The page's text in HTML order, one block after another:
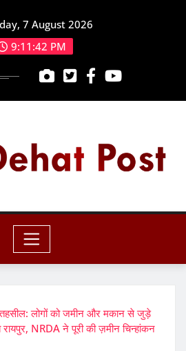
7 August 2026
9:11:44 PM
तहसील: लोगों को जमीन और मकान से जुड़े
रायपुर, NRDA ने पूरी की ज़मीन चिन्हांकन